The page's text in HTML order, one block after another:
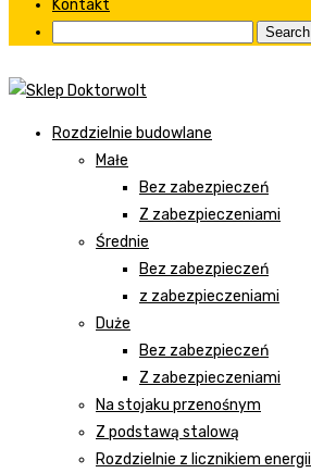
Kontakt
Rozdzielnie budowlane
Małe
Bez zabezpieczeń
Z zabezpieczeniami
Średnie
Bez zabezpieczeń
z zabezpieczeniami
Duże
Bez zabezpieczeń
Z zabezpieczeniami
Na stojaku przenośnym
Z podstawą stalową
Rozdzielnie z licznikiem energii